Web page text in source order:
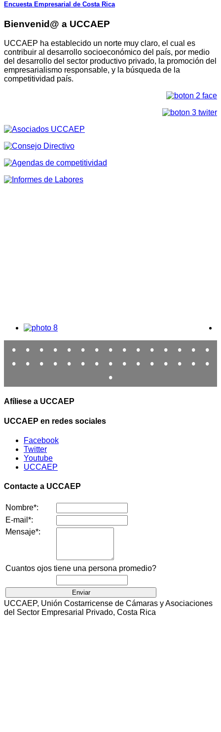
Encuesta Empresarial de Costa Rica
Bienvenid@ a UCCAEP
UCCAEP ha establecido un norte muy claro, el cual es
contribuir al desarrollo socioeconómico del país, por medio
del desarrollo del sector productivo privado, la promoción del
empresarialismo responsable, y la búsqueda de la
competitividad país.
• • • • • • • • • • • • • •
•
•
• • • • • • • • • • • • •
•
•
Afíliese a UCCAEP
UCCAEP en redes sociales
Facebook
Twitter
Youtube
UCCAEP
Contacte a UCCAEP
Nombre*:
E-mail*:
Mensaje*:
Cuantos ojos tiene una persona promedio?
UCCAEP, Unión Costarricense de Cámaras y Asociaciones
del Sector Empresarial Privado, Costa Rica